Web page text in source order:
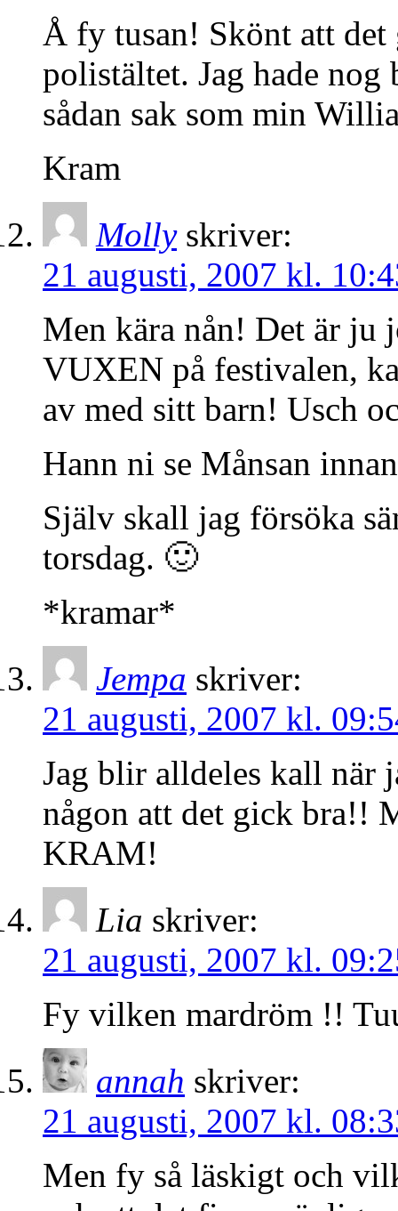
Å fy tusan! Skönt att det
polistältet. Jag hade
sådan sak som min
Kram
Molly skriver:
21 augusti, 2007 kl.
Men kära nån! Det är ju
VUXEN på festivalen,
av med sitt barn! Usch
Hann ni se Månsan
Själv skall jag försöka
torsdag. 🙂
*kramar*
Jempa skriver:
21 augusti, 2007 kl.
Jag blir alldeles kall när
någon att det gick bra!!
KRAM!
Lia skriver:
21 augusti, 2007 kl.
Fy vilken mardröm !!
annah skriver:
21 augusti, 2007 kl.
Men fy så läskigt och